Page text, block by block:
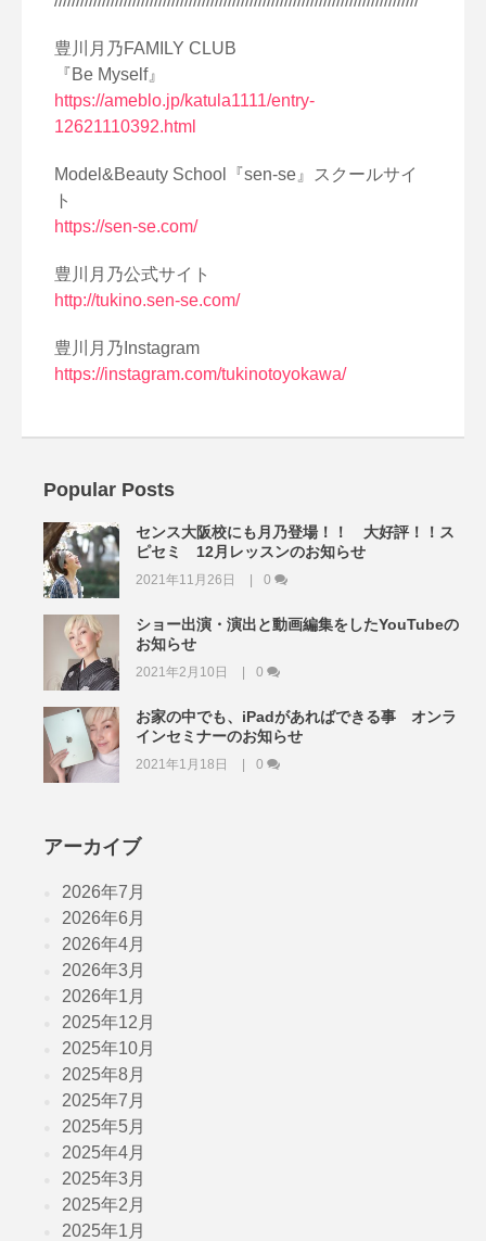
豊川月乃FAMILY CLUB
『Be Myself』
https://ameblo.jp/katula1111/entry-
12621110392.html
Model&Beauty School『sen-se』スクールサイ
ト
https://sen-se.com/
豊川月乃公式サイト
http://tukino.sen-se.com/
豊川月乃Instagram
https://instagram.com/tukinotoyokawa/
Popular Posts
センス大阪校にも月乃登場！！ 大好評！！ス
ピセミ 12月レッスンのお知らせ
2021年11月26日 0
ショー出演・演出と動画編集をしたYouTubeの
お知らせ
2021年2月10日 0
お家の中でも、iPadがあればできる事 オンラ
インセミナーのお知らせ
2021年1月18日 0
アーカイブ
2026年7月
2026年6月
2026年4月
2026年3月
2026年1月
2025年12月
2025年10月
2025年8月
2025年7月
2025年5月
2025年4月
2025年3月
2025年2月
2025年1月